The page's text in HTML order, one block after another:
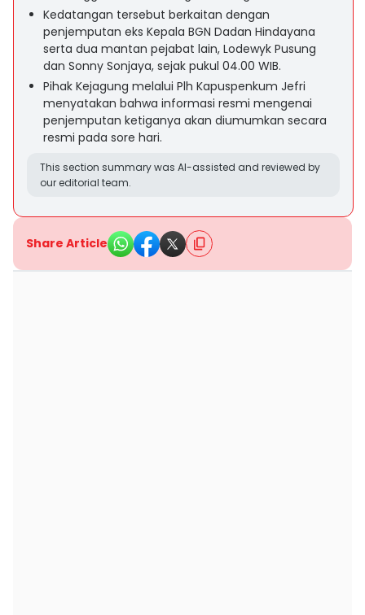
Kedatangan tersebut berkaitan dengan
penjemputan eks Kepala BGN Dadan Hindayana
serta dua mantan pejabat lain, Lodewyk Pusung
dan Sonny Sonjaya, sejak pukul 04.00 WIB.
Pihak Kejagung melalui Plh Kapuspenkum Jefri
menyatakan bahwa informasi resmi mengenai
penjemputan ketiganya akan diumumkan secara
resmi pada sore hari.
This section summary was AI-assisted and reviewed by
our editorial team.
Share Article